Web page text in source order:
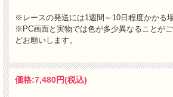
※レースの発送には1週間～10日程度かかる
※PC画面と実物では色が多少異なることが
どお願いします。
価格:7,480円(税込)